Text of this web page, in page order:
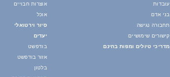
אוצרות חבויים
אוכל
סיור וירטואלי
יעדים
בודפשט
אזור בודפשט
בלטון
עובדות
בני אדם
תחבורה נגישה
קישורים שימושיים
מדריכי טיולים ומפות בחינם